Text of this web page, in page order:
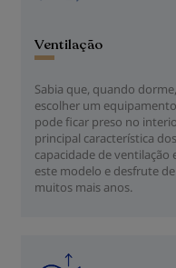
Ventilação
Sabia que, quando
escolher um
pode ficar preso no
principal característica
capacidade de ventilação
este modelo e desfrute
muitos mais anos.